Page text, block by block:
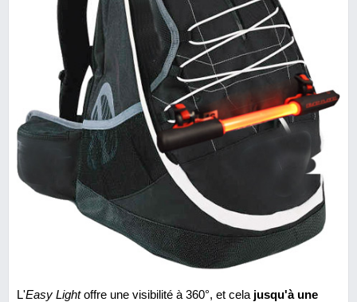
L'Easy Lightoffre une visibilité à 360°, et cela jusqu'à une